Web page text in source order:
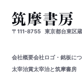
〒111-8755 東京都台東区
会社概要会社ロゴ・銘板に
太宰治賞太宰治と筑摩書房